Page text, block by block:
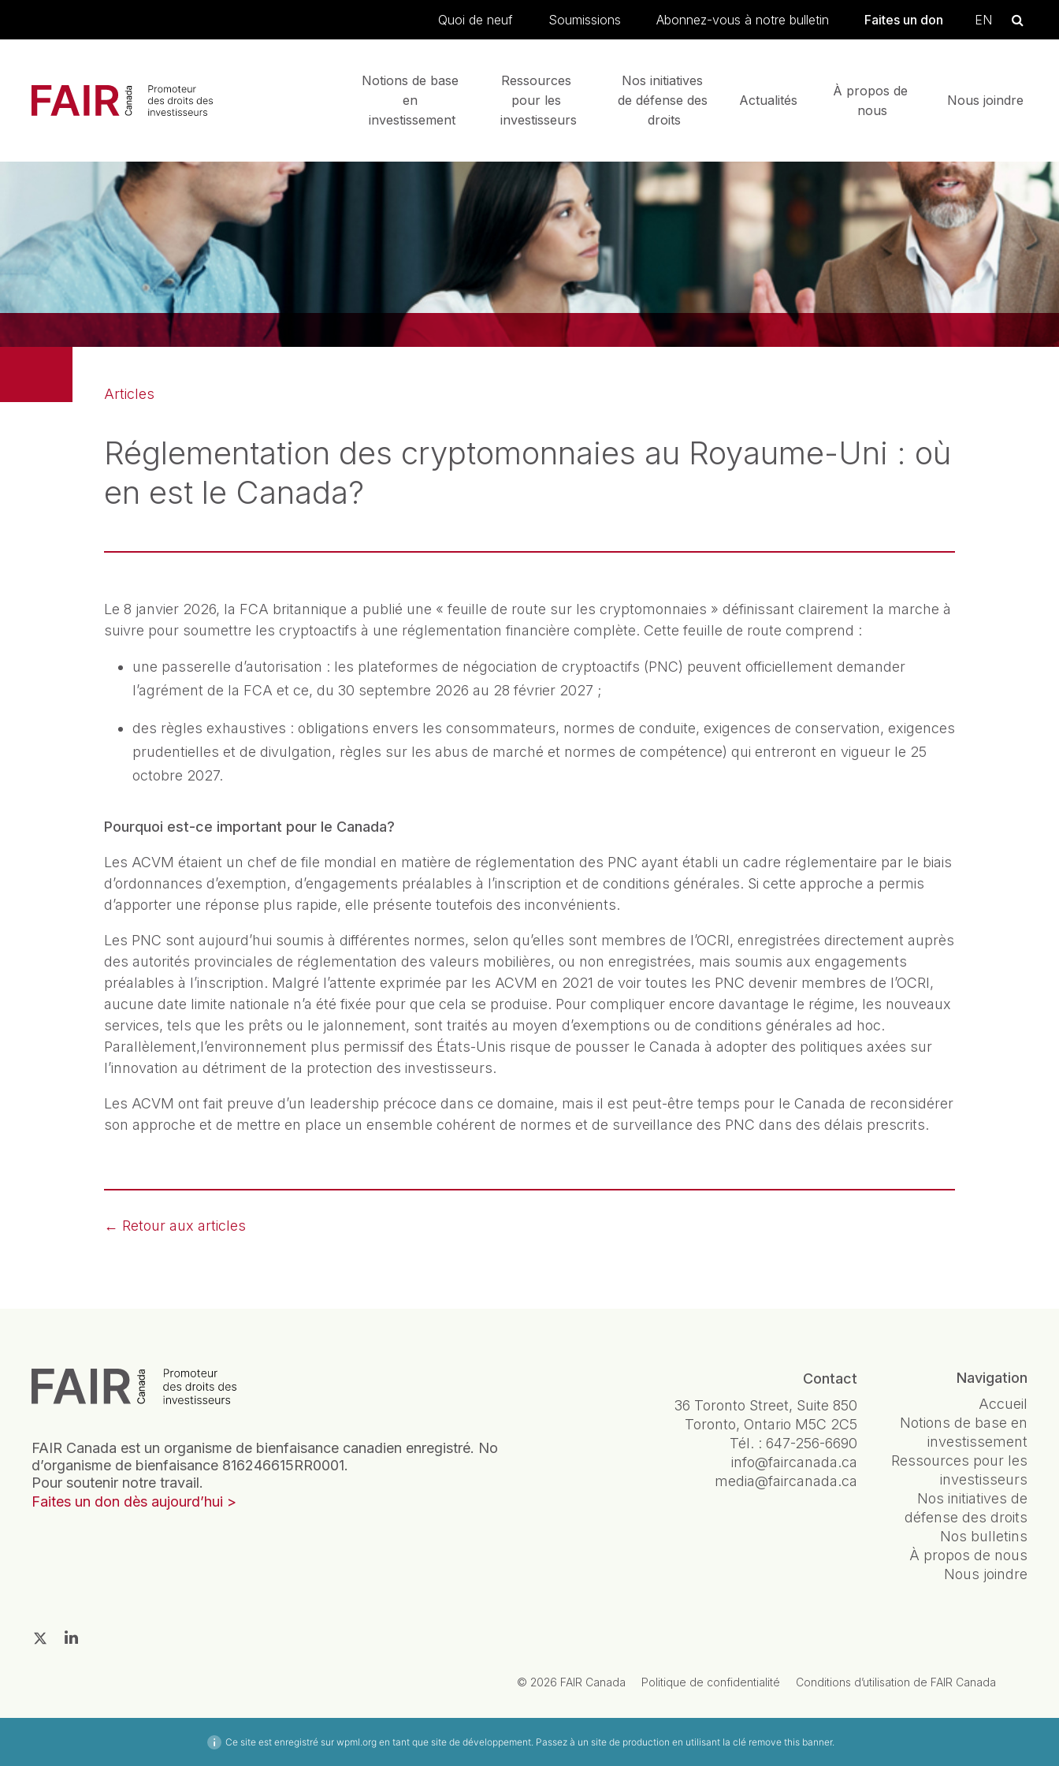
Skip to content
Quoi de neuf Soumissions Abonnez-vous à notre bulletin Faites un don EN
Navigation principale
Notions de base
en
investissement
Ressources
pour les
investisseurs
Nos initiatives
de défense des
droits
Actualités
À propos de
nous
Nous joindre
Articles
Réglementation des cryptomonnaies au Royaume-Uni : où
en est le Canada?
Le 8 janvier 2026, la FCA britannique a publié une « feuille de route sur les cryptomonnaies » définissant clairement la marche à
suivre pour soumettre les cryptoactifs à une réglementation financière complète. Cette feuille de route comprend :
une passerelle d’autorisation : les plateformes de négociation de cryptoactifs (PNC) peuvent officiellement demander
l’agrément de la FCA et ce, du 30 septembre 2026 au 28 février 2027 ;
des règles exhaustives : obligations envers les consommateurs, normes de conduite, exigences de conservation, exigences
prudentielles et de divulgation, règles sur les abus de marché et normes de compétence) qui entreront en vigueur le 25
octobre 2027.
Pourquoi est-ce important pour le Canada?
Les ACVM étaient un chef de file mondial en matière de réglementation des PNC ayant établi un cadre réglementaire par le biais
d’ordonnances d’exemption, d’engagements préalables à l’inscription et de conditions générales. Si cette approche a permis
d’apporter une réponse plus rapide, elle présente toutefois des inconvénients.
Les PNC sont aujourd’hui soumis à différentes normes, selon qu’elles sont membres de l’OCRI, enregistrées directement auprès
des autorités provinciales de réglementation des valeurs mobilières, ou non enregistrées, mais soumis aux engagements
préalables à l’inscription. Malgré l’attente exprimée par les ACVM en 2021 de voir toutes les PNC devenir membres de l’OCRI,
aucune date limite nationale n’a été fixée pour que cela se produise. Pour compliquer encore davantage le régime, les nouveaux
services, tels que les prêts ou le jalonnement, sont traités au moyen d’exemptions ou de conditions générales ad hoc.
Parallèlement,l’environnement plus permissif des États-Unis risque de pousser le Canada à adopter des politiques axées sur
l’innovation au détriment de la protection des investisseurs.
Les ACVM ont fait preuve d’un leadership précoce dans ce domaine, mais il est peut-être temps pour le Canada de reconsidérer
son approche et de mettre en place un ensemble cohérent de normes et de surveillance des PNC dans des délais prescrits.
← Retour aux articles
FAIR Canada est un organisme de bienfaisance canadien enregistré. No
d’organisme de bienfaisance 816246615RR0001.
Pour soutenir notre travail.
Faites un don dès aujourd’hui
Contact
36 Toronto Street, Suite 850
Toronto, Ontario M5C 2C5
Tél. :647-256-6690
info@faircanada.ca
media@faircanada.ca
Navigation
Accueil
Notions de base en
investissement
Ressources pour les
investisseurs
Nos initiatives de
défense des droits
Nos bulletins
À propos de nous
Nous joindre
© 2026 FAIR Canada Politique de confidentialité Conditions d’utilisation de FAIR Canada
Ce site est enregistré sur wpml.orgen tant que site de développement. Passez à un site de production en utilisant la clé remove this banner.